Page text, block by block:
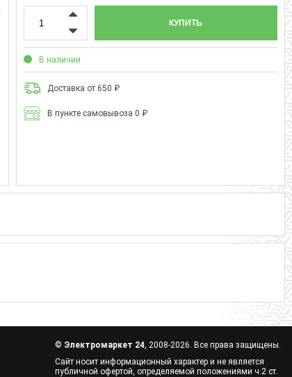
КУПИТЬ
В наличии
Доставка от 650 ₽
В пункте самовывоза 0 ₽
© Электромаркет 24, 2008-2026. Все права защищены.
Сайт носит информационный характер и не является
публичной офертой, определяемой положениями ч.2 ст.